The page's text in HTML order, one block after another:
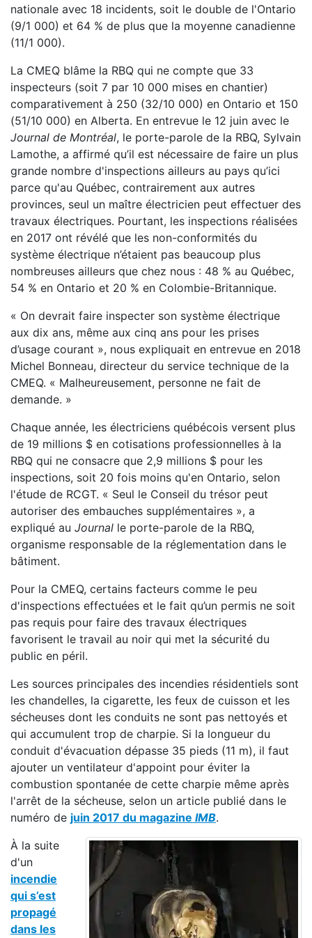
nationale avec 18 incidents, soit le double de l'Ontario
(9/1 000) et 64 % de plus que la moyenne canadienne
(11/1 000).
La CMEQ blâme la RBQ qui ne compte que 33
inspecteurs (soit 7 par 10 000 mises en chantier)
comparativement à 250 (32/10 000) en Ontario et 150
(51/10 000) en Alberta. En entrevue le 12 juin avec le
Journal de Montréal, le porte-parole de la RBQ, Sylvain
Lamothe, a affirmé qu’il est nécessaire de faire un plus
grande nombre d'inspections ailleurs au pays qu’ici
parce qu'au Québec, contrairement aux autres
provinces, seul un maître électricien peut effectuer des
travaux électriques. Pourtant, les inspections réalisées
en 2017 ont révélé que les non-conformités du
système électrique n’étaient pas beaucoup plus
nombreuses ailleurs que chez nous : 48 % au Québec,
54 % en Ontario et 20 % en Colombie-Britannique.
« On devrait faire inspecter son système électrique
aux dix ans, même aux cinq ans pour les prises
d’usage courant », nous expliquait en entrevue en 2018
Michel Bonneau, directeur du service technique de la
CMEQ. « Malheureusement, personne ne fait de
demande. »
Chaque année, les électriciens québécois versent plus
de 19 millions $ en cotisations professionnelles à la
RBQ qui ne consacre que 2,9 millions $ pour les
inspections, soit 20 fois moins qu'en Ontario, selon
l'étude de RCGT. « Seul le Conseil du trésor peut
autoriser des embauches supplémentaires », a
expliqué au Journal le porte-parole de la RBQ,
organisme responsable de la réglementation dans le
bâtiment.
Pour la CMEQ, certains facteurs comme le peu
d'inspections effectuées et le fait qu’un permis ne soit
pas requis pour faire des travaux électriques
favorisent le travail au noir qui met la sécurité du
public en péril.
Les sources principales des incendies résidentiels sont
les chandelles, la cigarette, les feux de cuisson et les
sécheuses dont les conduits ne sont pas nettoyés et
qui accumulent trop de charpie. Si la longueur du
conduit d'évacuation dépasse 35 pieds (11 m), il faut
ajouter un ventilateur d'appoint pour éviter la
combustion spontanée de cette charpie même après
l'arrêt de la sécheuse, selon un article publié dans le
numéro de juin 2017 du magazine IMB.
À la suite
d'un
incendie
qui s’est
propagé
dans les